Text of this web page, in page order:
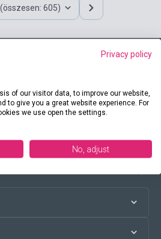
605)
Privacy policy
of our visitor data, to improve our website,
to give you a great website experience. For
we use open the settings.
No, adjust